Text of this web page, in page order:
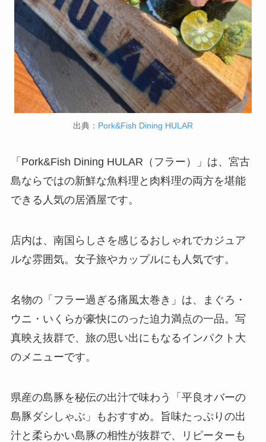
出典： Pork&Fish Dining HULAR
「Pork&Fish Dining HULAR（フラー）」は、宮古
島ならではの新鮮な魚料理と肉料理の両方を堪能
できる人気の居酒屋です。
店内は、南国らしさを感じるおしゃれでカジュア
ルな雰囲気。女子旅やカップルにも人気です。
名物の「フラー過ぎる痛風太巻き」は、まぐろ・
ウニ・いくらが豪快にのった迫力満点の一品。写
真映え抜群で、旅の思い出にもなるインパクト大
のメニューです。
県産の島豚を秘伝の出汁で味わう「平良オバーの
島豚ダシしゃぶ」もおすすめ。旨味たっぷりの出
汁と柔らかい島豚の相性が抜群で、リピーターも